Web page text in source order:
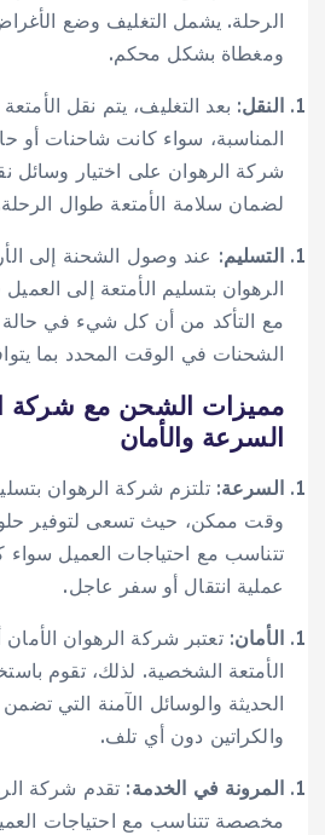
الرحلة. يشمل التغليف وضع
ومغطاة بشكل محكم.
النقل: بعد التغليف، يتم نقل
المناسبة، سواء كانت شاحنات أو
شركة الرهوان على اختيار وسائل
لضمان سلامة الأمتعة طوال
التسليم: عند وصول الشحنة إلى
الرهوان بتسليم الأمتعة إلى
مع التأكد من أن كل شيء في حالة
الشحنات في الوقت المحدد بما
مميزات الشحن مع شركة
السرعة والأمان
السرعة: تلتزم شركة الرهوان
وقت ممكن، حيث تسعى لتوفير
تتناسب مع احتياجات العميل
عملية انتقال أو سفر عاجل.
الأمان: تعتبر شركة الرهوان
الأمتعة الشخصية. لذلك، تقوم
الحديثة والوسائل الآمنة التي
والكراتين دون أي تلف.
المرونة في الخدمة: تقدم شركة
مخصصة تتناسب مع احتياجات